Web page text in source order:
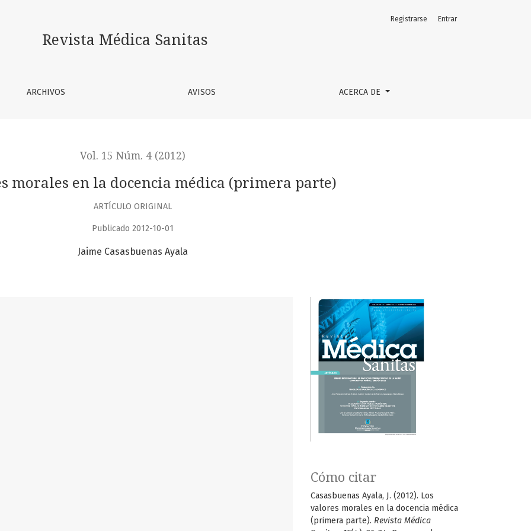
parte)
Revista Médica Sanitas
ARCHIVOS AVISOS ACERCA DE
Registrarse Entrar
Vol. 15 Núm. 4 (2012)
morales en la docencia médica (primera parte)
ARTÍCULO ORIGINAL
Publicado 2012-10-01
Jaime Casasbuenas Ayala
Cómo citar
Casasbuenas Ayala, J. (2012). Los
valores morales en la docencia médica
(primera parte). Revista Médica